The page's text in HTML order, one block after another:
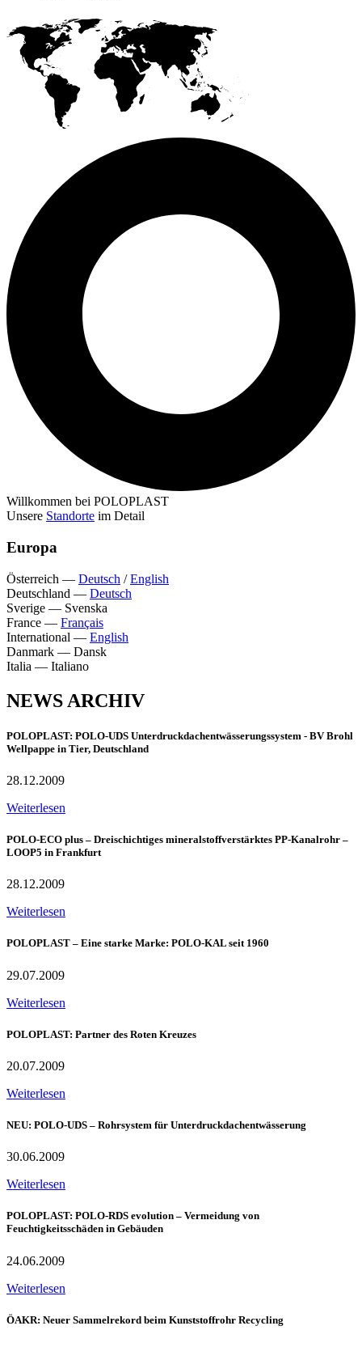
Willkommen bei POLOPLAST
Unsere Standorte im Detail
Europa
Österreich — Deutsch /English
Deutschland — Deutsch
Sverige — Svenska
France — Français
International — English
Danmark — Dansk
Italia — Italiano
NEWS ARCHIV
POLOPLAST: POLO-UDS Unterdruckdachentwässerungssystem - BV Brohl
Wellpappe in Tier, Deutschland
28.12.2009
Weiterlesen
POLO-ECO plus – Dreischichtiges mineralstoffverstärktes PP-Kanalrohr –
LOOP5 in Frankfurt
28.12.2009
Weiterlesen
POLOPLAST – Eine starke Marke: POLO-KAL seit 1960
29.07.2009
Weiterlesen
POLOPLAST: Partner des Roten Kreuzes
20.07.2009
Weiterlesen
NEU: POLO-UDS – Rohrsystem für Unterdruckdachentwässerung
30.06.2009
Weiterlesen
POLOPLAST: POLO-RDS evolution – Vermeidung von
Feuchtigkeitsschäden in Gebäuden
24.06.2009
Weiterlesen
ÖAKR: Neuer Sammelrekord beim Kunststoffrohr Recycling